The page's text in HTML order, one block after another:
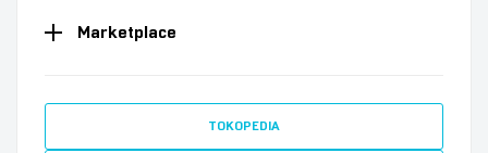
Marketplace
TOKOPEDIA